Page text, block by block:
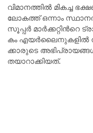
വി​മാ​ന​ത്തി​ൽ മി​ക​ച്ച
ലോ​ക​ത്ത് ഒന്നാം
സൂ​പ്പ​ർ മാ​ർ​ക്ക​റ്റി​ൻറെ
കം എ​യ​ർ​ലൈ​നു​ക​ളി​ൽ
ക്കാ​രു​ടെ
ത​യാ​റാ​ക്കി​യ​ത്.